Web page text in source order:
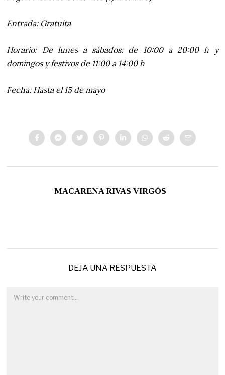
Entrada: Gratuita
Horario: De lunes a sábados: de 10:00 a 20:00 h y
domingos y festivos de 11:00 a 14:00 h
Fecha: Hasta el 15 de mayo
MACARENA RIVAS VIRGÓS
DEJA UNA RESPUESTA